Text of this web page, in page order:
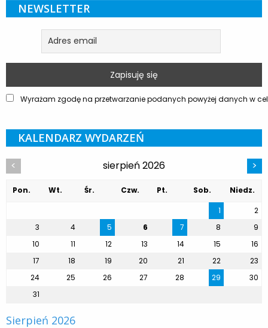
NEWSLETTER
Wyrażam zgodę na przetwarzanie podanych powyżej danych w
KALENDARZ WYDARZEŃ
< sierpień 2026 >
Pon. Wt. Śr. Czw. Pt. Sob.
Niedz.
1
2
3
4 5 6 7 8
9
10
11 12 13 14 15
16
17
18 19 20 21 22
23
24
25 26 27 28 29
30
31
Sierpień 2026